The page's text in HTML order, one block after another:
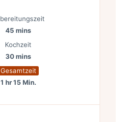
45 mins
Kochzeit
30 mins
Gesamtzeit
1 hr 15 Min.